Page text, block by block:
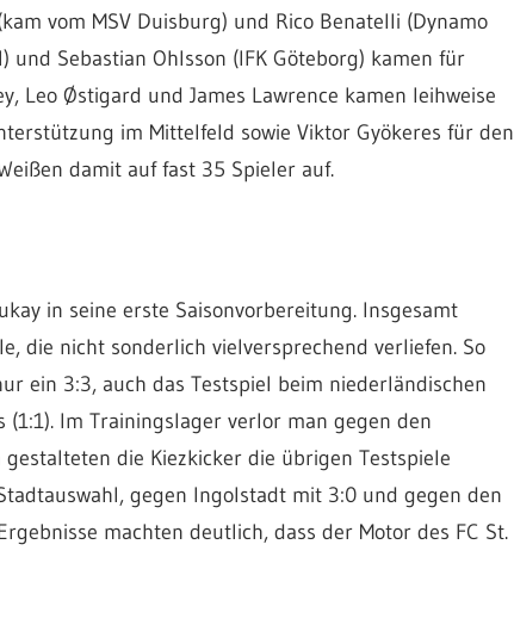
vom MSV Duisburg) und Rico Benatelli (Dynamo
und Sebastian Ohlsson (IFK Göteborg) kamen für
Leo Østigard und James Lawrence kamen leihweise
im Mittelfeld sowie Viktor Gyökeres für den
damit auf fast 35 Spieler auf.
in seine erste Saisonvorbereitung. Insgesamt
die nicht sonderlich vielversprechend verliefen. So
ein 3:3, auch das Testspiel beim niederländischen
Im Trainingslager verlor man gegen den
die Kiezkicker die übrigen Testspiele
gegen Ingolstadt mit 3:0 und gegen den
machten deutlich, dass der Motor des FC St.